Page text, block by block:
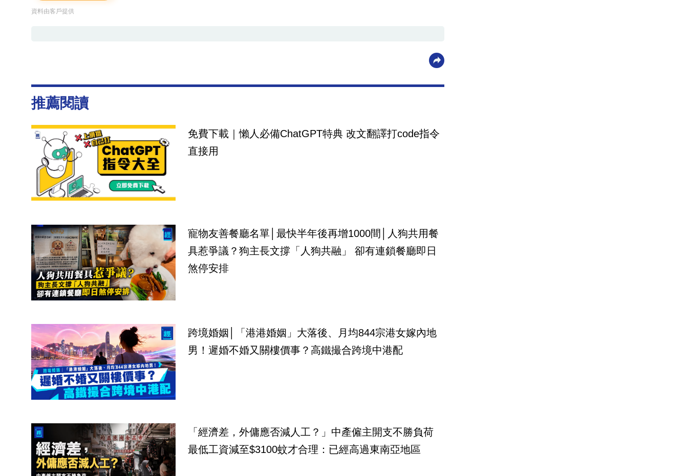
資料由客戶提供
推薦閱讀
免費下載｜懶人必備ChatGPT特典 改文翻譯打code指令
直接用
寵物友善餐廳名單│最快半年後再增1000間│人狗共用餐
具惹爭議？狗主長文撐「人狗共融」 卻有連鎖餐廳即日
煞停安排
跨境婚姻│「港港婚姻」大落後、月均844宗港女嫁內地
男！遲婚不婚又關樓價事？高鐵撮合跨境中港配
「經濟差，外傭應否減人工？」中產僱主開支不勝負荷
最低工資減至$3100蚊才合理：已經高過東南亞地區